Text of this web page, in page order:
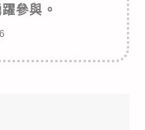
參與。